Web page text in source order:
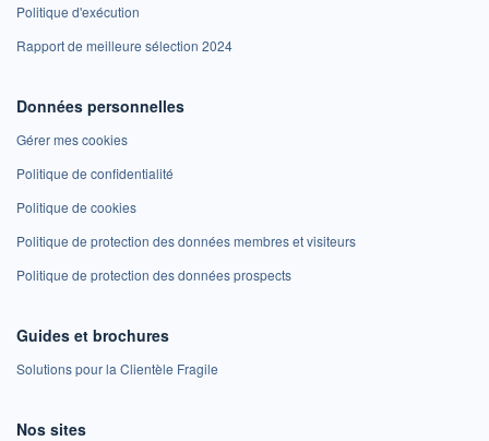
Politique d'exécution
Rapport de meilleure sélection 2024
Données personnelles
Gérer mes cookies
Politique de confidentialité
Politique de cookies
Politique de protection des données membres et visiteurs
Politique de protection des données prospects
Guides et brochures
Solutions pour la Clientèle Fragile
Nos sites